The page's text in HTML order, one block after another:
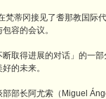
梵蒂冈接见了耆那教国际
容的会议。
取得进展的对话」的一
的未来。
部长阿尤索（Miguel